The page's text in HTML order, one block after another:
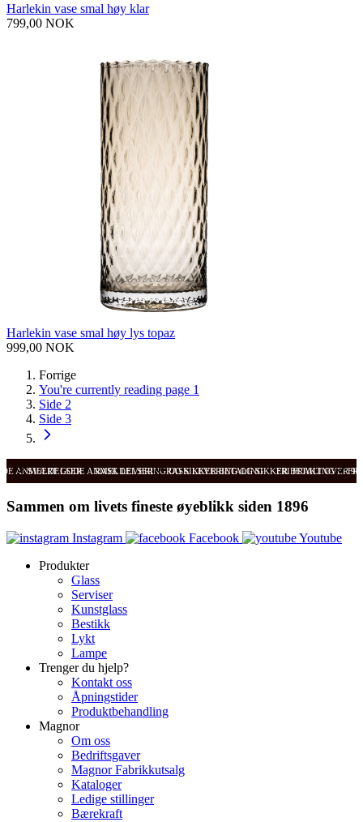
Harlekin vase smal høy klar
799,00 NOK
Harlekin vase smal høy lys topaz
999,00 NOK
Forrige
You're currently reading page 1
Side 2
Side 3
ANMELDELSER RASK LEVERING OG SIKKER BETALING FRI FRAKT OVER
SVÆRT GODE ANMELDELSER RASK LEVERING OG SIKKER BETALING
Sammen om livets fineste øyeblikk siden 1896
Instagram Facebook
Youtube
Produkter
Glass
Serviser
Kunstglass
Bestikk
Lykt
Lampe
Trenger du hjelp?
Kontakt oss
Åpningstider
Produktbehandling
Magnor
Om oss
Bedriftsgaver
Magnor Fabrikkutsalg
Kataloger
Ledige stillinger
Bærekraft